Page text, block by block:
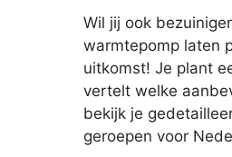
Wil jij ook
warmtepomp laten
uitkomst! Je plant
vertelt welke
bekijk je
geroepen voor